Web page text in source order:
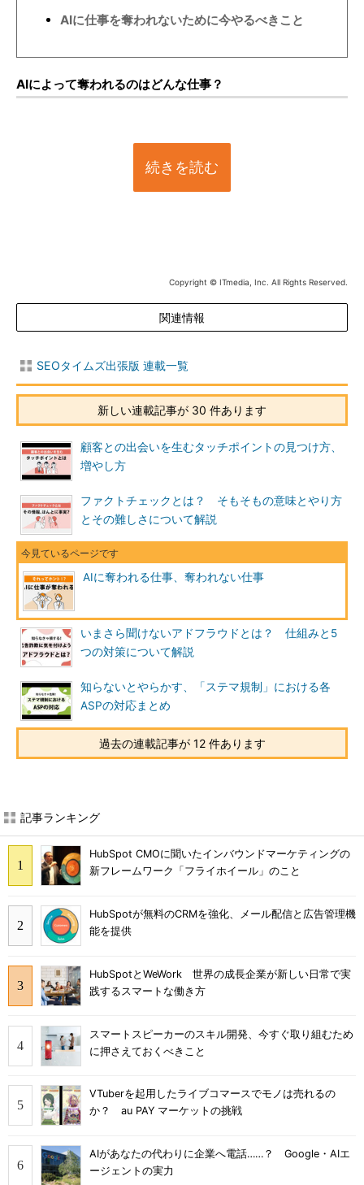
AIに仕事を奪われないために今やるべきこと
AIによって奪われるのはどんな仕事？
続きを読む
Copyright © ITmedia, Inc. All Rights Reserved.
関連情報
SEOタイムズ出張版 連載一覧
新しい連載記事が 30 件あります
顧客との出会いを生むタッチポイントの見つけ方、
増やし方
ファクトチェックとは？ そもそもの意味とやり方
とその難しさについて解説
AIに奪われる仕事、奪われない仕事
いまさら聞けないアドフラウドとは？ 仕組みと5
つの対策について解説
知らないとやらかす、「ステマ規制」における各
ASPの対応まとめ
過去の連載記事が 12 件あります
記事ランキング
HubSpot CMOに聞いたインバウンドマーケティングの
新フレームワーク「フライホイール」のこと
HubSpotが無料のCRMを強化、メール配信と広告管理機
能を提供
HubSpotとWeWork 世界の成長企業が新しい日常で実
践するスマートな働き方
スマートスピーカーのスキル開発、今すぐ取り組むため
に押さえておくべきこと
VTuberを起用したライブコマースでモノは売れるの
か？ au PAY マーケットの挑戦
AIがあなたの代わりに企業へ電話……？ Google・AIエ
ージェントの実力